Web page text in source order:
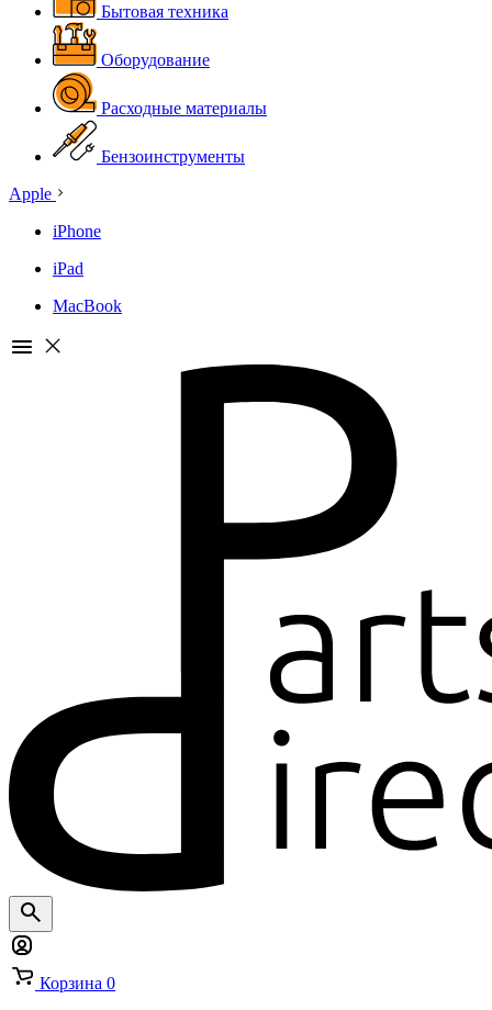
Бытовая техника
Оборудование
Расходные материалы
Бензоинструменты
Apple
iPhone
iPad
MacBook
Корзина 0